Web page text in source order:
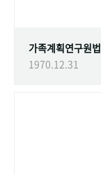
가족계획연구원법
1970.12.31